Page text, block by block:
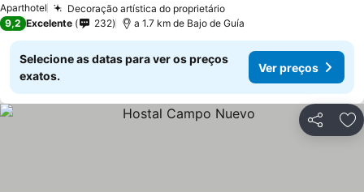
Aparthotel Decoração artística do proprietário
9,2 Excelente 232 a 1.7 km de Bajo de Guía
Selecione as datas para ver os preços
exatos.
Ver preços
Partilhar